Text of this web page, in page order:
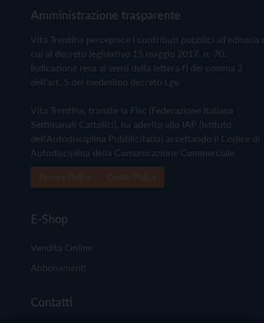
Amministrazione trasparente
Vita Trentina percepisce i contributi pubblici all'editoria
cui al decreto legislativo 15 maggio 2017, n. 70.
Indicazione resa ai sensi della lettera f) del comma 2
dell'art. 5 del medesimo decreto Lgs.
Vita Trentina, tramite la Fisc (Federazione Italiana
Settimanali Cattolici), ha aderito allo IAP (Istituto
dell'Autodisciplina Pubblicitaria) accettando il Codice di
Autodisciplina della Comunicazione Commerciale
E-Shop
Vendita Online
Abbonamenti
Contatti